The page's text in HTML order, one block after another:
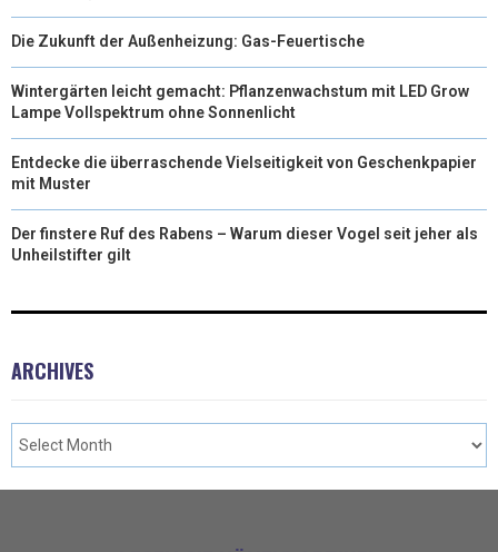
Die Zukunft der Außenheizung: Gas-Feuertische
Wintergärten leicht gemacht: Pflanzenwachstum mit LED Grow
Lampe Vollspektrum ohne Sonnenlicht
Entdecke die überraschende Vielseitigkeit von Geschenkpapier
mit Muster
Der finstere Ruf des Rabens – Warum dieser Vogel seit jeher als
Unheilstifter gilt
ARCHIVES